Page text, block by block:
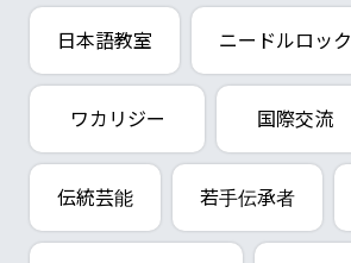
日本語教室 ニードルロック
ワカリジー 国際交流
伝統芸能 若手伝承者